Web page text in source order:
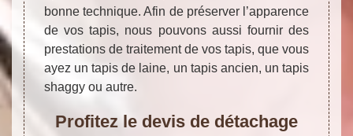
bonne technique. Afin de préserver l’apparence
de vos tapis, nous pouvons aussi fournir des
prestations de traitement de vos tapis, que vous
ayez un tapis de laine, un tapis ancien, un tapis
shaggy ou autre.
Profitez le devis de détachage